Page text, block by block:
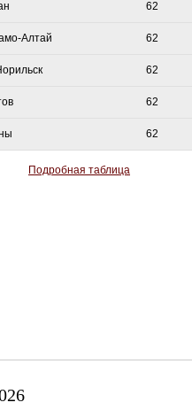
62
Алтай 62
62
62
62
Подробная таблица